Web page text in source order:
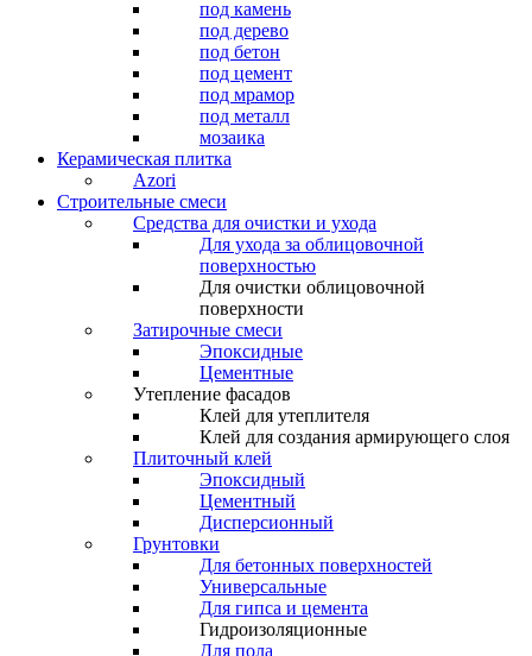
под камень
под дерево
под бетон
под цемент
под мрамор
под металл
мозаика
Керамическая плитка
Azori
Строительные смеси
Средства для очистки и ухода
Для ухода за облицовочной
поверхностью
Для очистки облицовочной
поверхности
Затирочные смеси
Эпоксидные
Цементные
Утепление фасадов
Клей для утеплителя
Клей для создания армирующего слоя
Плиточный клей
Эпоксидный
Цементный
Дисперсионный
Грунтовки
Для бетонных поверхностей
Универсальные
Для гипса и цемента
Гидроизоляционные
Для пола